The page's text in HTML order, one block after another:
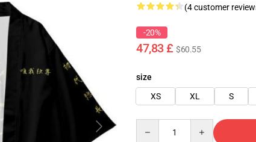
(4 customer
-20%
47,83 £ $60.55
size
XS
XL S